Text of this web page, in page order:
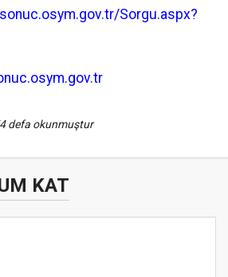
Sorgu.aspx?
defa okunmuştur
KAT